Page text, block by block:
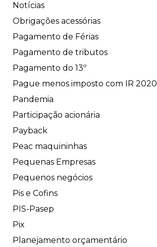
Notícias
Obrigações acessórias
Pagamento de Férias
Pagamento de tributos
Pagamento do 13º
Pague menos imposto com IR 2020
Pandemia
Participação acionária
Payback
Peac maquininhas
Pequenas Empresas
Pequenos negócios
Pis e Cofins
PIS-Pasep
Pix
Planejamento orçamentário